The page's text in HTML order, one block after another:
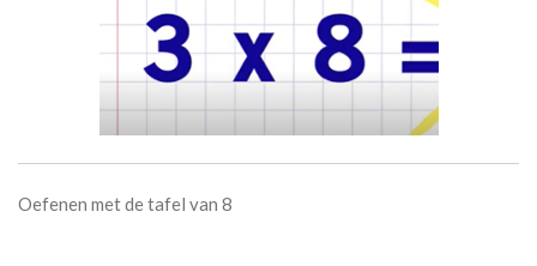
Oefenen met de tafel van 8